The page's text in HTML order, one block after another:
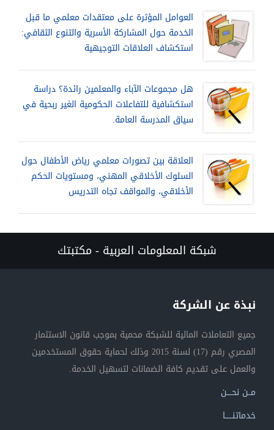
العوامل المؤثرة على معتقدات معلمي ما قبل
الخدمة حول المشاركة الأسرية والتنوع الثقافي:
استكشاف العلاقات التوجيهية
هل مجموعات الآباء والمعلمين رائدة؟ دراسة
استكشافية للتفاعلات الحكومية الغير ربحية في
سياق المدرسة العامة.
العلاقة بين تصورات معلمي رياض الأطفال حول
السلوك الأخلاقي المهني، ومستويات الحكم
الأخلاقي، والمواقف تجاه التدريس
شبكة المعلومات العربية - مكتبتك
نبذة عن الشركة
جميع التعاملات المالية للشبكة محمية بموجب قانون الاستثمار
المصري رقم (17) لسنة 2015 وذلك لحماية حقوق المستخدمين
والعمل على تقديم كافة الضمانات لتسهيل الخدمة.
مــن نحــــن
خدماتنــــــا